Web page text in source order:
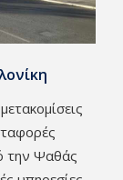
την Ψαθάς